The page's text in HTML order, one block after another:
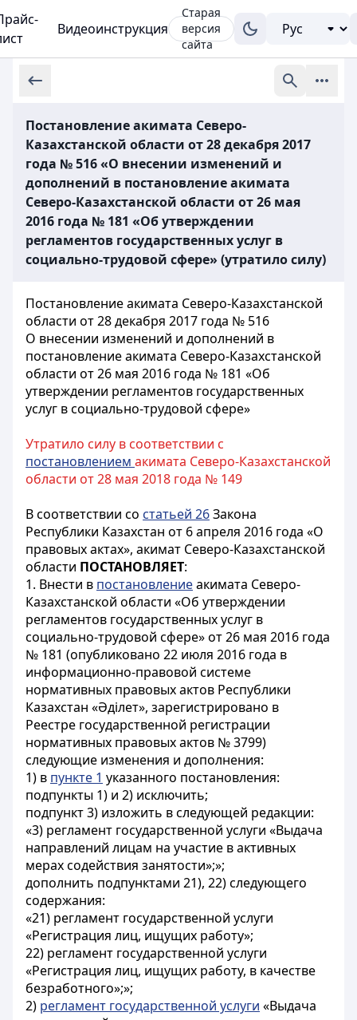
Видеоинструкция
Старая
версия
сайта
Постановление акимата Северо-
Казахстанской области от 28 декабря 2017
года № 516 «О внесении изменений и
дополнений в постановление акимата
Северо-Казахстанской области от 26 мая
2016 года № 181 «Об утверждении
регламентов государственных услуг в
социально-трудовой сфере» (утратило силу)
Постановление акимата Северо-Казахстанской
области от 28 декабря 2017 года № 516
О внесении изменений и дополнений в
постановление акимата Северо-Казахстанской
области от 26 мая 2016 года № 181 «Об
утверждении регламентов государственных
услуг в социально-трудовой сфере»
Утратило силу в соответствии с
постановлением акимата Северо-Казахстанской
области от 28 мая 2018 года № 149
В соответствии со статьей 26Закона
Республики Казахстан от 6 апреля 2016 года «О
правовых актах», акимат Северо-Казахстанской
области ПОСТАНОВЛЯЕТ:
1. Внести в постановлениеакимата Северо-
Казахстанской области «Об утверждении
регламентов государственных услуг в
социально-трудовой сфере» от 26 мая 2016 года
№ 181 (опубликовано 22 июля 2016 года в
информационно-правовой системе
нормативных правовых актов Республики
Казахстан «Әділет», зарегистрировано в
Реестре государственной регистрации
нормативных правовых актов № 3799)
следующие изменения и дополнения:
1) в пункте 1 указанного постановления:
подпункты 1) и 2) исключить;
подпункт 3) изложить в следующей редакции:
«3) регламент государственной услуги «Выдача
направлений лицам на участие в активных
мерах содействия занятости»;»;
дополнить подпунктами 21), 22) следующего
содержания:
«21) регламент государственной услуги
«Регистрация лиц, ищущих работу»;
22) регламент государственной услуги
«Регистрация лиц, ищущих работу, в качестве
безработного»;»;
2) регламент государственной услуги «Выдача